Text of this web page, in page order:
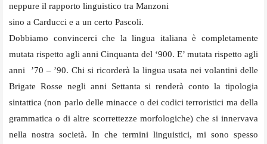
neppure il rapporto linguistico tra Manzoni
sino a Carducci e a un certo Pascoli.
Dobbiamo convincerci che la lingua italiana è completamente
mutata rispetto agli anni Cinquanta del ‘900. E’ mutata rispetto agli
anni ’70 – ’90. Chi si ricorderà la lingua usata nei volantini delle
Brigate Rosse negli anni Settanta si renderà conto la tipologia
sintattica (non parlo delle minacce o dei codici terroristici ma della
grammatica o di altre scorrettezze morfologiche) che si innervava
nella nostra società. In che termini linguistici, mi sono spesso